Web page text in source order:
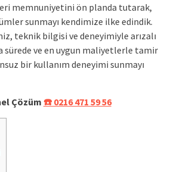
memnuniyetini ön planda tutarak,
sunmayı kendimize ilke edindik.
teknik bilgisi ve deneyimiyle arızalı
sürede ve en uygun maliyetlerle tamir
bir kullanım deneyimi sunmayı
Çözüm ☎️ 0216 471 59 56